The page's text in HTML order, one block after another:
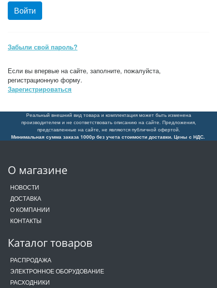
Забыли свой пароль?
Если вы впервые на сайте, заполните, пожалуйста,
регистрационную форму.
Зарегистрироваться
Реальный внешний вид товара и комплектация может быть изменена
производителем и не соответствовать описанию на сайте. Предложения,
представленные на сайте, не являются публичной офертой.
Минимальная сумма заказа 1000р без учета стоимости доставки. Цены с НДС.
О магазине
НОВОСТИ
ДОСТАВКА
О КОМПАНИИ
КОНТАКТЫ
Каталог товаров
РАСПРОДАЖА
ЭЛЕКТРОННОЕ ОБОРУДОВАНИЕ
РАСХОДНИКИ